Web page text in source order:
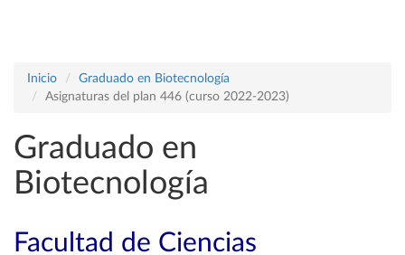
Inicio
Graduado en Biotecnología
Asignaturas del plan 446 (curso 2022-2023)
Graduado en
Biotecnología
Facultad de Ciencias